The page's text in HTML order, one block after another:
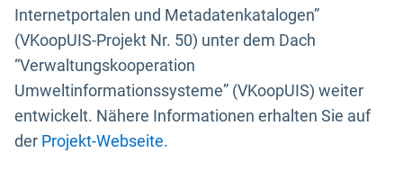
Internetportalen und Metadatenkatalogen”
(VKoopUIS-Projekt Nr. 50) unter dem Dach
“Verwaltungskooperation
Umweltinformationssysteme” (VKoopUIS) weiter
entwickelt. Nähere Informationen erhalten Sie auf
der Projekt-Webseite.